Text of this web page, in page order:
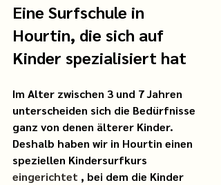
Eine Surfschule in
Hourtin, die sich auf
Kinder spezialisiert hat
Im Alter zwischen 3 und 7 Jahren
unterscheiden sich die Bedürfnisse
ganz von denen älterer Kinder.
Deshalb haben wir in Hourtin einen
speziellen Kindersurfkurs
eingerichtet , bei dem die Kinder